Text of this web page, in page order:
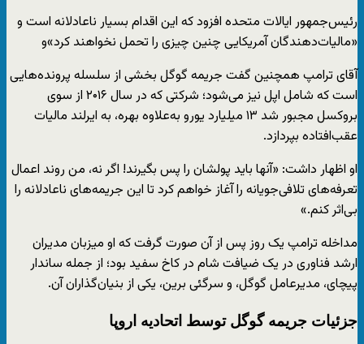
رئیس‌جمهور ایالات متحده افزود که این اقدام بسیار ناعادلانه است و
«مالیات‌دهندگان آمریکایی چنین چیزی را تحمل نخواهند کرد»و
آقای ترامپ همچنین گفت جریمه گوگل بخشی از سلسله پرونده‌هایی
است که شامل اپل نیز می‌شود؛ شرکتی که در سال ۲۰۱۶ از سوی
بروکسل مجبور شد ۱۳ میلیارد یورو به‌علاوه بهره، به ایرلند مالیات
عقب‌افتاده بپردازد.
او اظهار داشت: «آنها باید پولشان را پس بگیرند! اگر نه، من روند اعمال
تعرفه‌های تلافی‌جویانه را آغاز خواهم کرد تا این جریمه‌های ناعادلانه را
بی‌اثر کنم.»
مداخله ترامپ یک روز پس از آن صورت گرفت که او میزبان مدیران
ارشد فناوری در یک ضیافت شام در کاخ سفید بود؛ از جمله ساندار
پیچای، مدیرعامل گوگل، و سرگئی برین، یکی از بنیان‌گذاران آن.
جزئیات جریمه گوگل توسط اتحادیه اروپا